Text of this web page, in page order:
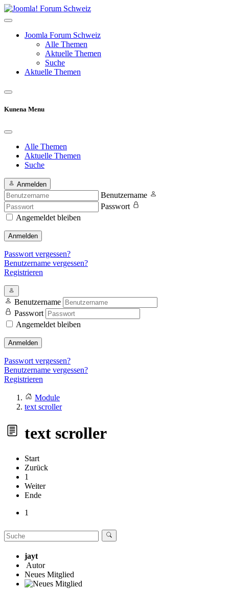
Joomla Forum Schweiz
Alle Themen
Aktuelle Themen
Suche
Aktuelle Themen
Kunena Menu
Alle Themen
Aktuelle Themen
Suche
Anmelden
Benutzername
Passwort
Angemeldet bleiben
Anmelden
Passwort vergessen?
Benutzername vergessen?
Registrieren
Benutzername
Passwort
Angemeldet bleiben
Anmelden
Passwort vergessen?
Benutzername vergessen?
Registrieren
Module
text scroller
text scroller
Start
Zurück
1
Weiter
Ende
1
jayt
Autor
Neues Mitglied